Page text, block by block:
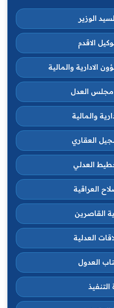
الوزير
الاقدم
الادارية والمالية
مجلس العدل
والمالية
العقاري
العدلي
العراقية
القاصرين
العدلية
العدول
التنفيذ